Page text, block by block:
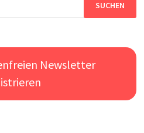
Newsletter